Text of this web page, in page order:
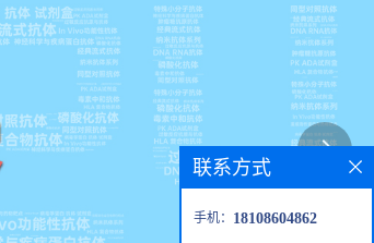
联系方式
手机： 18108604862